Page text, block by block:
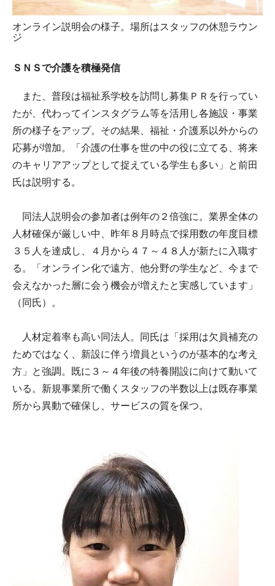
オンライン説明会の様子。場所はスタッフの休憩ラウン
ジ
ＳＮＳで介護を積極発信
また、普段は福祉系学校を訪問し募集ＰＲを行ってい
たが、代わってインスタグラム等を活用し各施設・事業
所の様子をアップ。その結果、福祉・介護系以外からの
応募が増加。「介護の仕事を世の中の役に立てる、将来
のキャリアアップとして捉えている学生も多い」と前田
氏は説明する。
同法人説明会の参加者は例年の２倍強に。業界全体の
人材確保が厳しい中、昨年８月時点で採用数の年度目標
３５人を達成し、４月から４７～４８人が新たに入職す
る。「オンライン化で遠方、他分野の学生など、今まで
会えなかった層に会う機会が増えたと実感しています」
（同氏）。
人材定着率も高い同法人。同氏は「採用は欠員補充の
ためではなく、新設に伴う増員というのが基本的な考え
方」と強調。既に３～４年後の特養開設に向けて動いて
いる。新規事業所で働くスタッフの半数以上は既存事業
所から異動で確保し、サービスの質を保つ。